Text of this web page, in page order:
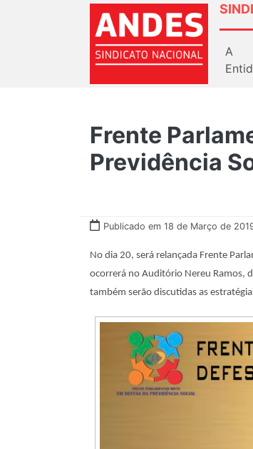
A
Frente
Previdência
Publicado em 18 de Março de
No dia 20, será relançada Frente
ocorrerá no Auditório Nereu Ramos,
também serão discutidas as